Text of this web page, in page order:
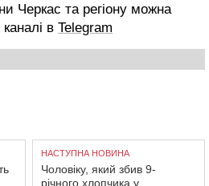
Черкас та регіону можна
в Telegram
НАСТУПНА НОВИНА
Чоловіку, який збив 9-
річного хлопчика у